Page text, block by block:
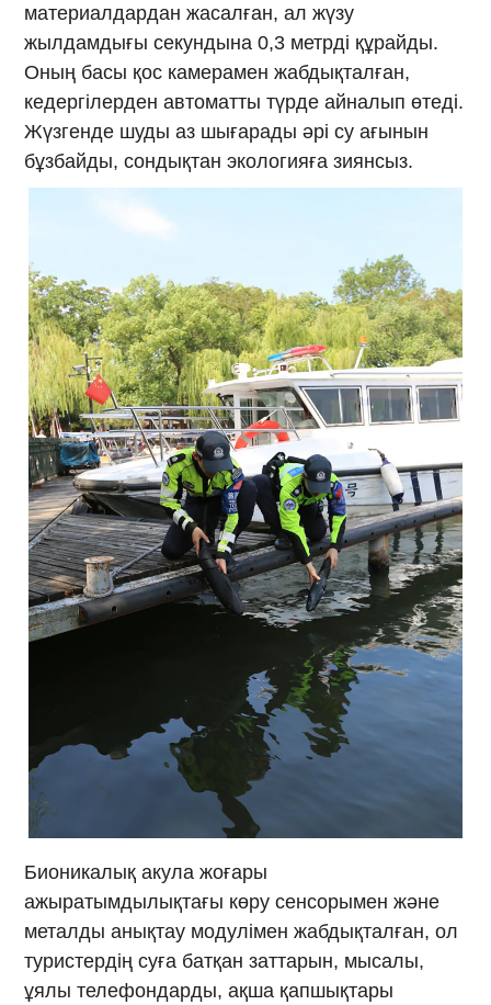
материалдардан жасалған, ал жүзу
жылдамдығы секундына 0,3 метрді құрайды.
Оның басы қос камерамен жабдықталған,
кедергілерден автоматты түрде айналып өтеді.
Жүзгенде шуды аз шығарады әрі су ағынын
бұзбайды, сондықтан экологияға зиянсыз.
Бионикалық акула жоғары
ажыратымдылықтағы көру сенсорымен және
металды анықтау модулімен жабдықталған, ол
туристердің суға батқан заттарын, мысалы,
ұялы телефондарды, ақша қапшықтары